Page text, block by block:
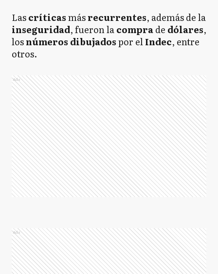
Lascríticasmásrecurrentes, además de la
inseguridad, fueron lacomprade dólares,
losnúmeros dibujadospor elIndec, entre
otros.
Ads
Ads